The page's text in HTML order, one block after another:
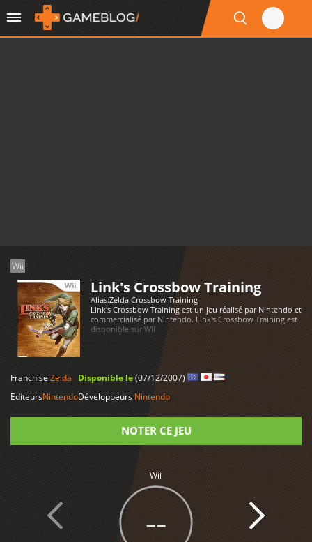
Wii
Link's Crossbow Training
Alias:Zelda Crossbow Training
Link's Crossbow Training est un jeu réalisé par Nintendo et
commercialisé par Nintendo. Link's Crossbow Training est
disponible sur Wii
FranchiseZelda
EditeursNintendo
Disponible le(07/12/2007)
Développeurs Nintendo
NOTER CE JEU
Wii
--